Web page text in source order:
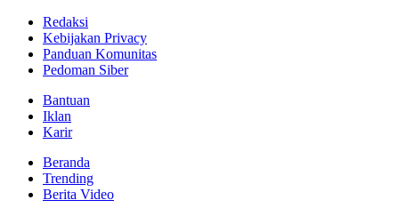
Redaksi
Kebijakan Privacy
Panduan Komunitas
Pedoman Siber
Bantuan
Iklan
Karir
Beranda
Trending
Berita Video